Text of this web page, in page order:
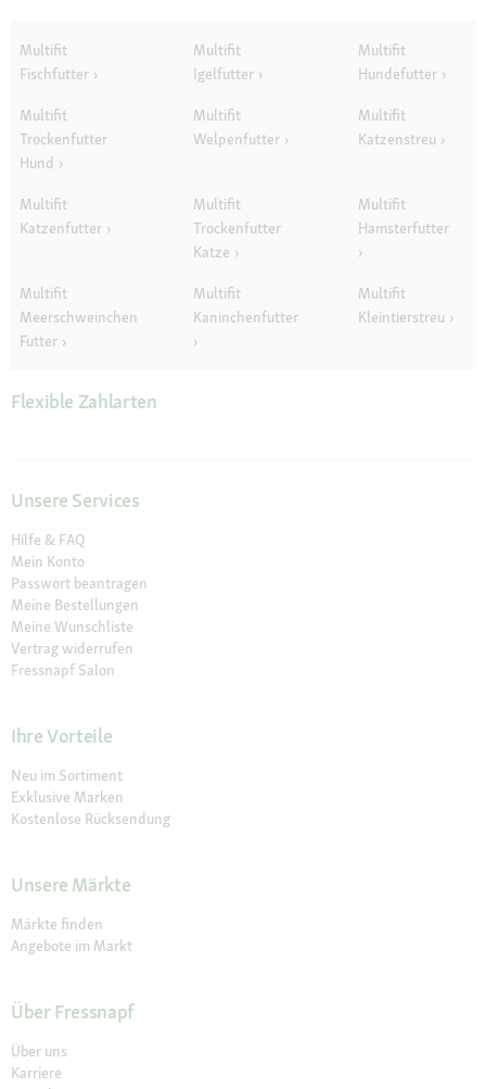
Multifit
Fischfutter
Multifit
Igelfutter
Multifit
Hundefutter
Multifit
Trockenfutter
Hund
Multifit
Welpenfutter
Multifit
Katzenstreu
Multifit
Katzenfutter
Multifit
Trockenfutter
Katze
Multifit
Hamsterfutter
Multifit
Meerschweinchen
Futter
Multifit
Kaninchenfutter
Multifit
Kleintierstreu
Flexible Zahlarten
Unsere Services
Hilfe & FAQ
Mein Konto
Passwort beantragen
Meine Bestellungen
Meine Wunschliste
Vertrag widerrufen
Fressnapf Salon
Ihre Vorteile
Neu im Sortiment
Exklusive Marken
Kostenlose Rücksendung
Unsere Märkte
Märkte finden
Angebote im Markt
Über Fressnapf
Über uns
Karriere